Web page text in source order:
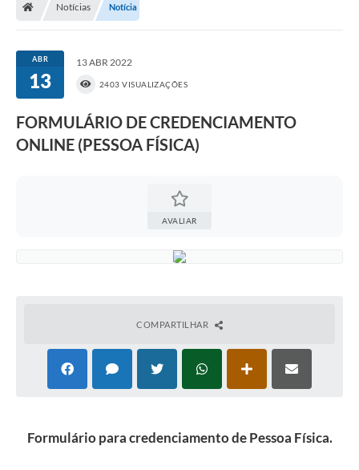
Notícias Notícia
ABR
13
13 ABR 2022
2403 VISUALIZAÇÕES
FORMULÁRIO DE CREDENCIAMENTO
ONLINE (PESSOA FÍSICA)
AVALIAR
COMPARTILHAR
Formulário para credenciamento de Pessoa Física.